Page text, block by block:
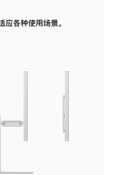
应各种使用场景。